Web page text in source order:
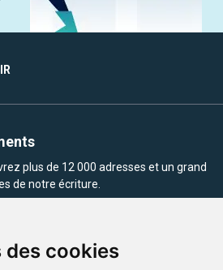
des cookies
plus de 12 000 adresses et un grand
de notre écriture.